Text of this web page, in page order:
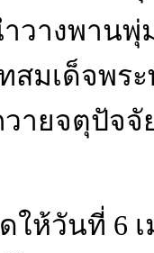
วางพาน
มเด็จพร
ายจตุปัจ
ให้วันที่ 6